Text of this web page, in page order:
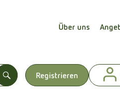
Über uns
Registrieren
Suchen